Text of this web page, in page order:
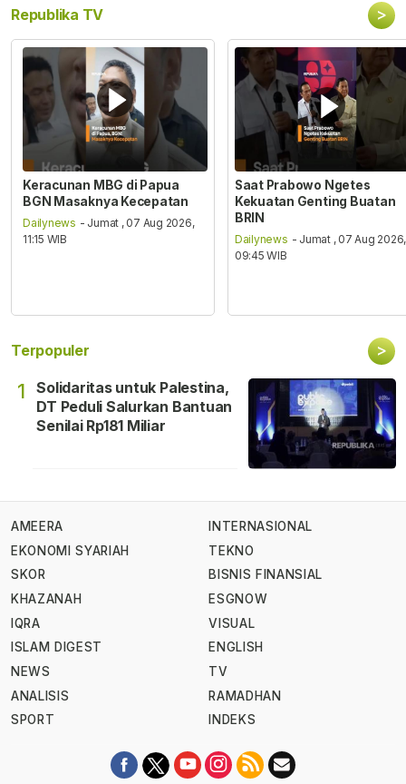
Republika TV >
Keracunan MBG di Papua
BGN Masaknya Kecepatan
Dailynews - Jumat , 07 Aug 2026,
11:15 WIB
Saat Prabowo Ngetes
Kekuatan Genting Buatan
BRIN
Dailynews - Jumat , 07 Aug 2026,
09:45 WIB
Terpopuler >
1
Solidaritas untuk Palestina,
DT Peduli Salurkan Bantuan
Senilai Rp181 Miliar
AMEERA
EKONOMI SYARIAH
SKOR
KHAZANAH
IQRA
ISLAM DIGEST
NEWS
ANALISIS
SPORT
INTERNASIONAL
TEKNO
BISNIS FINANSIAL
ESGNOW
VISUAL
ENGLISH
TV
RAMADHAN
INDEKS